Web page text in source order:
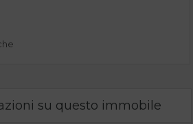
su questo immobile